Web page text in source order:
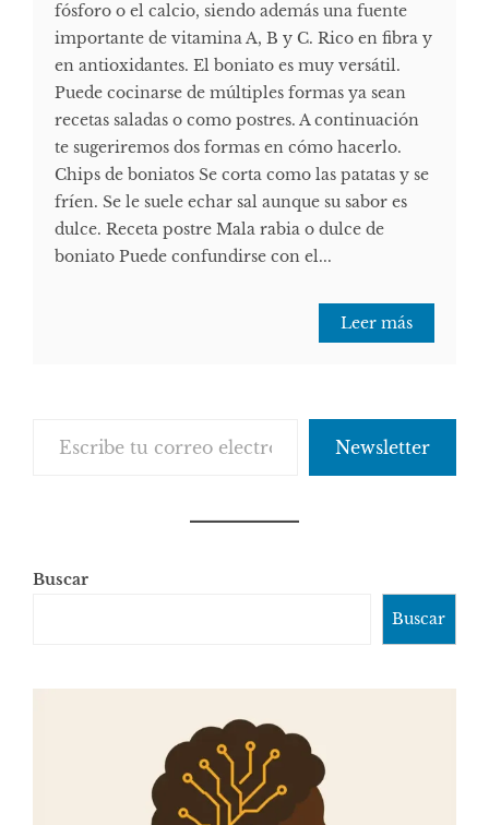
fósforo o el calcio, siendo además una fuente
importante de vitamina A, B y C. Rico en fibra y
en antioxidantes. El boniato es muy versátil.
Puede cocinarse de múltiples formas ya sean
recetas saladas o como postres. A continuación
te sugeriremos dos formas en cómo hacerlo.
Chips de boniatos Se corta como las patatas y se
fríen. Se le suele echar sal aunque su sabor es
dulce. Receta postre Mala rabia o dulce de
boniato Puede confundirse con el...
Leer más
Newsletter
Buscar
Buscar